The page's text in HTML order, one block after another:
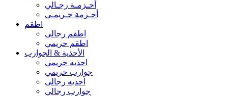
أحـزمـة رجـالي
أحـزمة حـريمـي
اطقم
اطقم رجالي
اطقم حريمي
الأحذية & الجوارب
احذيه حريمي
جوارب حريمي
احذيه رجالي
جوارب رجالي